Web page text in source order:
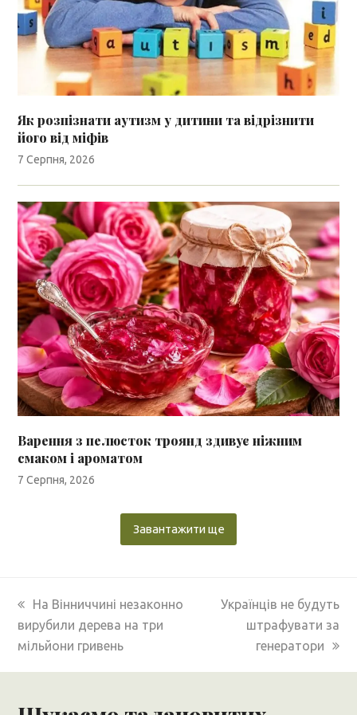
Як розпізнати аутизм у дитини та відрізнити
його від міфів
7 Серпня, 2026
Варення з пелюсток троянд здивує ніжним
смаком і ароматом
7 Серпня, 2026
Завантажити ще
previous
post:
На Вінниччині незаконно
вирубили дерева на три
мільйони гривень
next
post:
Українців не будуть
штрафувати за
генератори